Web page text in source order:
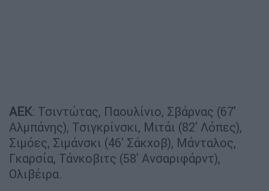
ΑΕΚ: Τσιντώτας, Παουλίνιο, Σβάρνας (67'
Αλμπάνης), Τσιγκρίνσκι, Μιτάι (82' Λόπες),
Σιμόες, Σιμάνσκι (46' Σάκχοβ), Μάνταλος,
Γκαρσία, Τάνκοβιτς (58' Ανσαριφάρντ),
Ολιβέιρα.